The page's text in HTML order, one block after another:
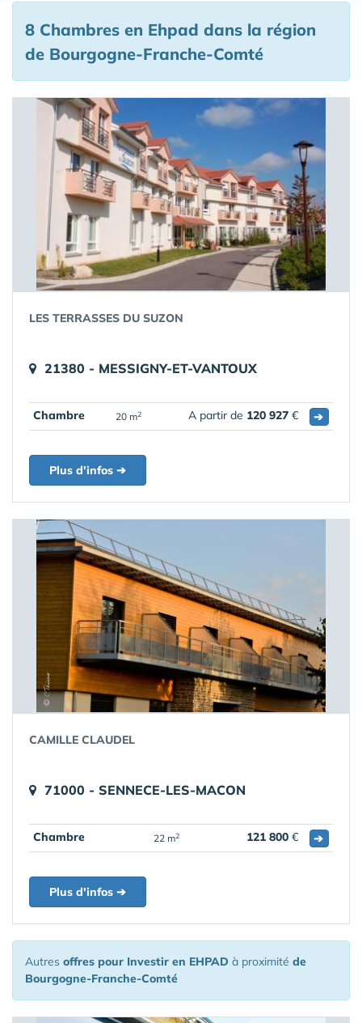
8 Chambres en Ehpad dans la région
de Bourgogne-Franche-Comté
LES TERRASSES DU SUZON
21380 - MESSIGNY-ET-VANTOUX
Chambre 20 m2 A partir de 120 927 € ➔
Plus d'infos ➔
CAMILLE CLAUDEL
71000 - SENNECE-LES-MACON
Chambre 22 m2 121 800 € ➔
Plus d'infos ➔
Autres offres pour Investir en EHPAD à proximité de
Bourgogne-Franche-Comté